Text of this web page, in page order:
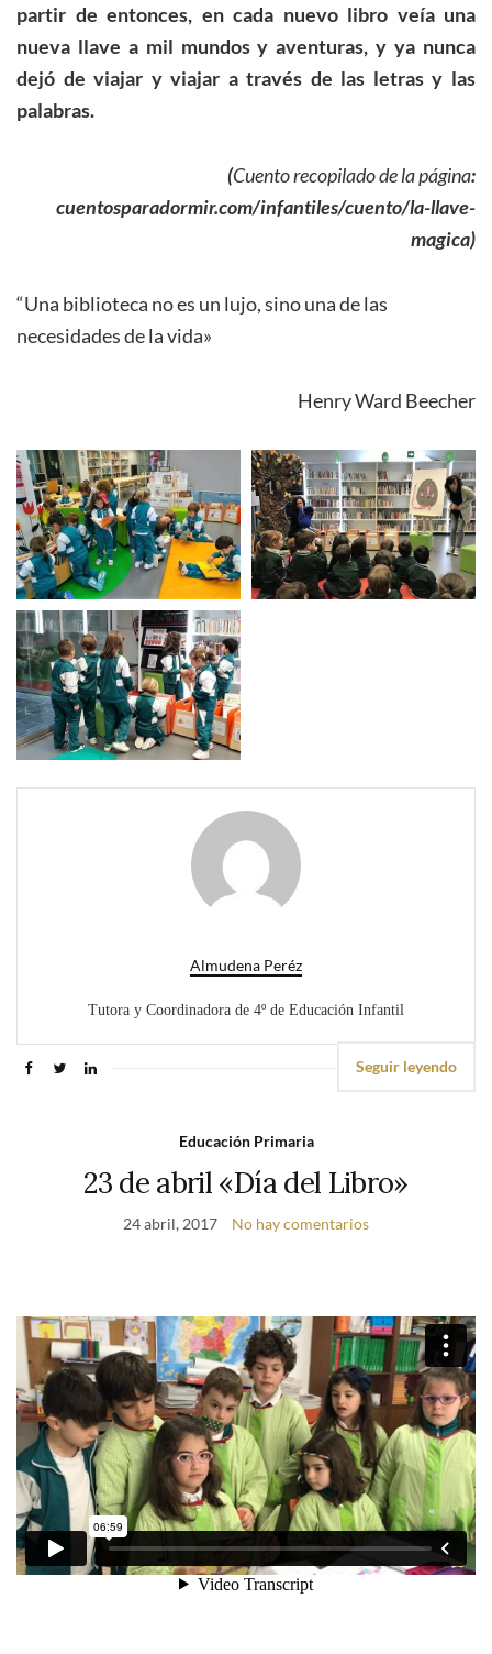
partir de entonces, en cada nuevo libro veía una
nueva llave a mil mundos y aventuras, y ya nunca
dejó de viajar y viajar a través de las letras y las
palabras.
(Cuento recopilado de la página:
cuentosparadormir.com/infantiles/cuento/la-llave-
magica)
“Una biblioteca no es un lujo, sino una de las
necesidades de la vida»
Henry Ward Beecher
Almudena Peréz
Tutora y Coordinadora de 4º de Educación Infantil
Seguir leyendo
Educación Primaria
23 de abril «Día del Libro»
24 abril, 2017 No hay comentarios